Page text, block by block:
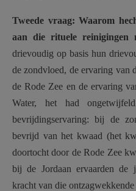
Tweede vraag: Waarom
aan die rituele reinigingen
drievoudig op basis hun
de zondvloed, de ervaring van
de Rode Zee en de ervaring
Water, het had
bevrijdingservaring: bij de
bevrijd van het kwaad (het
doortocht door de Rode Zee
bij de Jordaan ervaarden de
kracht van die